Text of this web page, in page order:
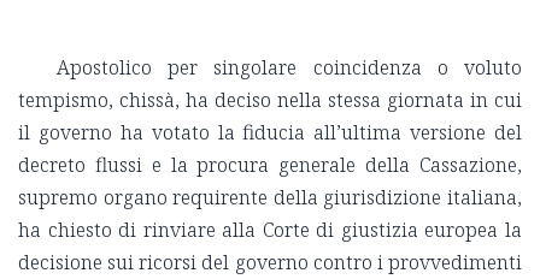
Apostolico per singolare coincidenza o voluto
tempismo, chissà, ha deciso nella stessa giornata in cui
il governo ha votato la fiducia all’ultima versione del
decreto flussi e la procura generale della Cassazione,
supremo organo requirente della giurisdizione italiana,
ha chiesto di rinviare alla Corte di giustizia europea la
decisione sui ricorsi del governo contro i provvedimenti